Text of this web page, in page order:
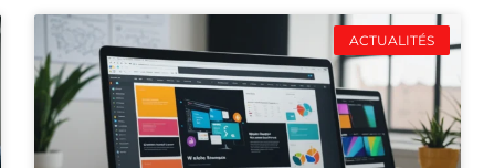
ACTUALITÉS